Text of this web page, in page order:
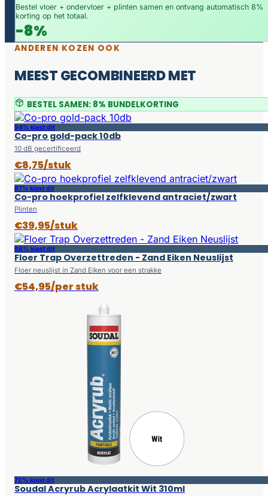
Bestel vloer + ondervloer + plinten samen en ontvang automatisch 8%
korting op het totaal.
-8%
ANDEREN KOZEN OOK
MEEST GECOMBINEERD MET
BESTEL SAMEN: 8% BUNDELKORTING
94% kiest dit
Co-pro gold-pack 10db
10 dB gecertificeerd
€8,75/stuk
87% kiest dit
Co-pro hoekprofiel zelfklevend antraciet/zwart
Plinten
€39,95/stuk
68% kiest dit
Floer Trap Overzettreden - Zand Eiken Neuslijst
Floer neuslijst in Zand Eiken voor een strakke
€54,95/per stuk
72% kiest dit
Soudal Acryrub Acrylaatkit Wit 310ml